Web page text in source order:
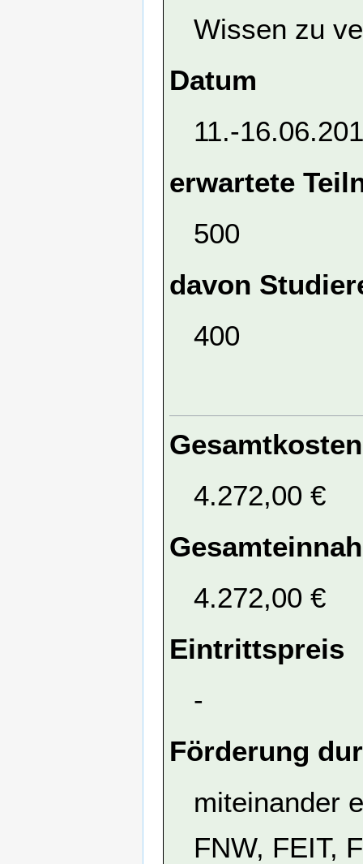
Wissen zu
Datum
11.-
erwartete
500
davon
400
Gesamtkosten
4.272,00 €
4.272,00 €
Eintrittspreis
-
Förderung
miteinander
FNW, FEIT,